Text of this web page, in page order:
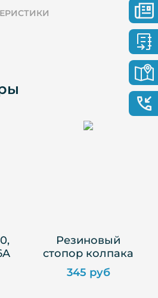
Резиновый
стопор колпака
345 руб